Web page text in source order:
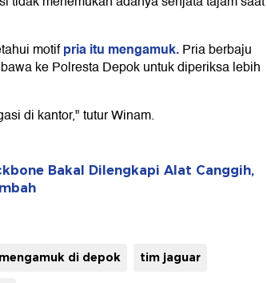
motifpria itu mengamuk.Pria berbaju
ke Polresta Depok untuk diperiksa lebih
di kantor," tutur Winam.
Bakal Dilengkapi Alat Canggih,
di depok tim jaguar